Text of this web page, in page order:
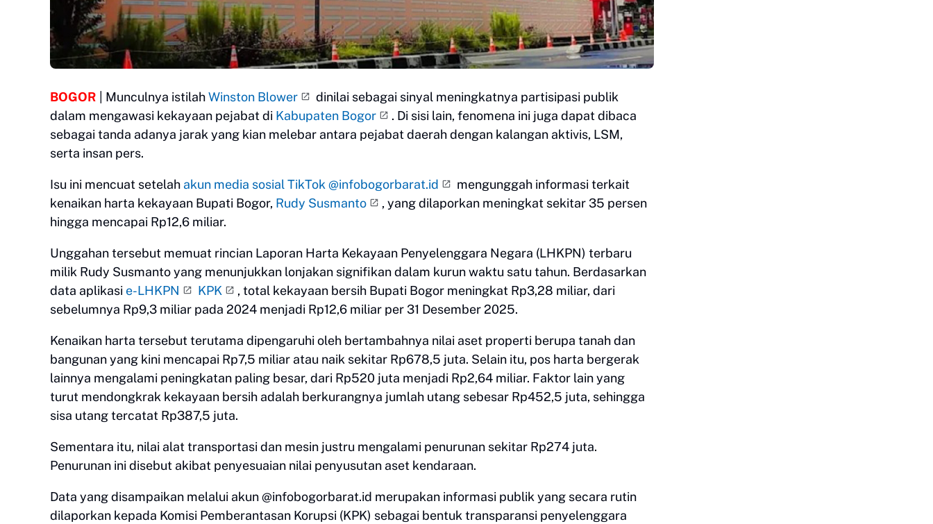
BOGOR | Munculnya istilahWinston Blower
dinilai sebagai sinyal meningkatnya partisipasi publik
dalam mengawasi kekayaan pejabat di Kabupaten Bogor
. Di sisi lain, fenomena ini juga dapat dibaca
sebagai tanda adanya jarak yang kian melebar antara pejabat daerah dengan kalangan aktivis, LSM,
serta insan pers.
Isu ini mencuat setelah akun media sosial TikTok @infobogorbarat.id
mengunggah informasi terkait
kenaikan harta kekayaan Bupati Bogor, Rudy Susmanto
, yang dilaporkan meningkat sekitar 35 persen
hingga mencapai Rp12,6 miliar.
Unggahan tersebut memuat rincian Laporan Harta Kekayaan Penyelenggara Negara (LHKPN) terbaru
milik Rudy Susmanto yang menunjukkan lonjakan signifikan dalam kurun waktu satu tahun. Berdasarkan
data aplikasi e-LHKPN KPK
, total kekayaan bersih Bupati Bogor meningkat Rp3,28 miliar, dari
sebelumnya Rp9,3 miliar pada 2024 menjadi Rp12,6 miliar per 31 Desember 2025.
Kenaikan harta tersebut terutama dipengaruhi oleh bertambahnya nilai aset properti berupa tanah dan
bangunan yang kini mencapai Rp7,5 miliar atau naik sekitar Rp678,5 juta. Selain itu, pos harta bergerak
lainnya mengalami peningkatan paling besar, dari Rp520 juta menjadi Rp2,64 miliar. Faktor lain yang
turut mendongkrak kekayaan bersih adalah berkurangnya jumlah utang sebesar Rp452,5 juta, sehingga
sisa utang tercatat Rp387,5 juta.
Sementara itu, nilai alat transportasi dan mesin justru mengalami penurunan sekitar Rp274 juta.
Penurunan ini disebut akibat penyesuaian nilai penyusutan aset kendaraan.
Data yang disampaikan melalui akun @infobogorbarat.id merupakan informasi publik yang secara rutin
dilaporkan kepada Komisi Pemberantasan Korupsi (KPK) sebagai bentuk transparansi penyelenggara